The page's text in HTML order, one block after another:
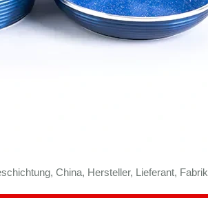
China, Hersteller, Lieferant, Fabrik